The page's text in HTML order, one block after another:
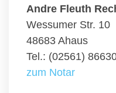
Andre Fleuth
Wessumer Str. 10
48683 Ahaus
Tel.: (02561)
zum Notar